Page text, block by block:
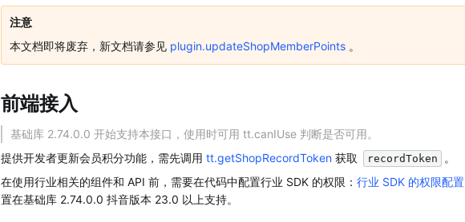
注意
本文档即将废弃，新文档请参见 plugin.updateShopMemberPoints 。
前端接入
基础库 2.74.0.0 开始支持本接口，使用时可用 tt.canIUse 判断是否可用。
提供开发者更新会员积分功能，需先调用 tt.getShopRecordToken 获取 recordToken
。
在使用行业相关的组件和 API 前，需要在代码中配置行业 SDK 的权限： 行业 SDK 的权限配置
置在基础库 2.74.0.0 抖音版本 23.0 以上支持。